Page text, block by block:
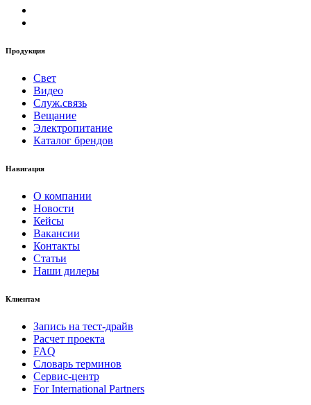
Продукция
Свет
Видео
Служ.связь
Вещание
Электропитание
Каталог брендов
Навигация
О компании
Новости
Кейсы
Вакансии
Контакты
Статьи
Наши дилеры
Клиентам
Запись на тест-драйв
Расчет проекта
FAQ
Словарь терминов
Сервис-центр
For International Partners